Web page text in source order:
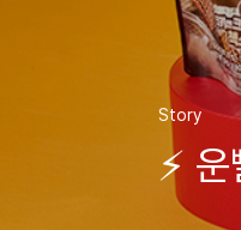
Story
⚡